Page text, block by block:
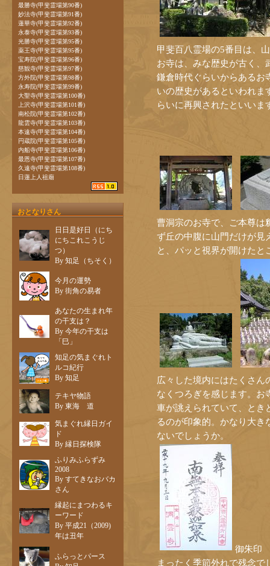
甲斐百八霊場の5番目は、
お寺は、みな歴史が古く、
鎌倉時代ぐらいからあるお
いの歴史があるといわれま
らいに再興されたといいま
曹洞宗のお寺で、ご本尊は
ず丘の中腹に山門だけが見
と、パッと視界が開けたと
広々した境内にはたくさん
なくつろぎを感じます。お
車が誂えられていて、とき
るのが印象的。かなり大
ないでしょうか。
御朱
まったく季節外れで残念
最勝寺(甲斐霊場第90番)
妙法寺(甲斐霊場第91番)
蓮華寺(甲斐霊場第92番)
永泰寺(甲斐霊場第93番)
光勝寺(甲斐霊場第95番)
薬王寺(甲斐霊場第95番)
宝寿院(甲斐霊場第96番)
慈観寺(甲斐霊場第97番)
方外院(甲斐霊場第98番)
永寿院(甲斐霊場第99番)
大聖寺(甲斐霊場第100番)
上沢寺(甲斐霊場第101番)
南松院(甲斐霊場第102番)
龍雲寺(甲斐霊場第103番)
本遠寺(甲斐霊場第104番)
円蔵院(甲斐霊場第105番)
内船寺(甲斐霊場第106番)
最恩寺(甲斐霊場第107番)
久遠寺(甲斐霊場第108番)
日蓮上人祖廟
おとなりさん
日日是好日（にち
にちこれこうじ
つ）
By 知足（ちそく）
今月の運勢
By 街角の易者
あなたの生まれ年
の干支は？
By 今年の干支は
「巳」
知足の気まぐれト
ルコ紀行
By 知足
テキヤ物語
By 東海 道
気まぐれ縁日ガイ
ド
By 縁日探検隊
ふりみふらずみ
2008
By すてきなおバカ
さん
縁起にまつわるキ
ーワード
By 平成21（2009)
年は丑年
ふらっとパース